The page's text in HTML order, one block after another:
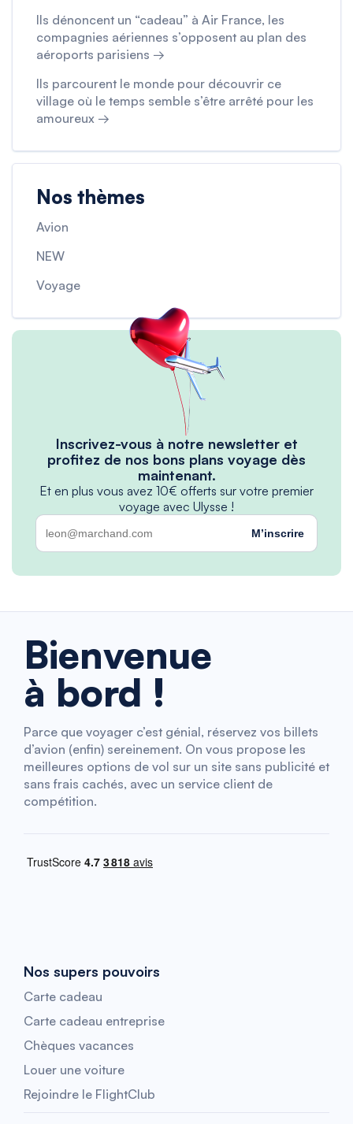
Ils dénoncent un “cadeau” à Air France, les
compagnies aériennes s’opposent au plan des
aéroports parisiens →
Ils parcourent le monde pour découvrir ce
village où le temps semble s’être arrêté pour les
amoureux →
Nos thèmes
Avion
NEW
Voyage
Inscrivez-vous à notre newsletter et
profitez de nos bons plans voyage dès
maintenant.
Et en plus vous avez 10€ offerts sur votre premier
voyage avec Ulysse !
M’inscrire
Bienvenue
à bord !
Parce que voyager c’est génial, réservez vos billets
d’avion (enfin) sereinement. On vous propose les
meilleures options de vol sur un site sans publicité et
sans frais cachés, avec un service client de
compétition.
Nos supers pouvoirs
Carte cadeau
Carte cadeau entreprise
Chèques vacances
Louer une voiture
Rejoindre le FlightClub